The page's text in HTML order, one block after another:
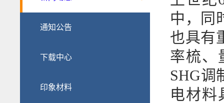
通知公告
下载中心
印象材料
中，同
也具有
率梳、
SHG调
电材料